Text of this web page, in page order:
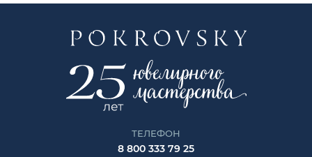
ТЕЛЕФОН
8 800 333 79 25